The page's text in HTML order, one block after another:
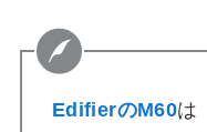
EdifierのM60は